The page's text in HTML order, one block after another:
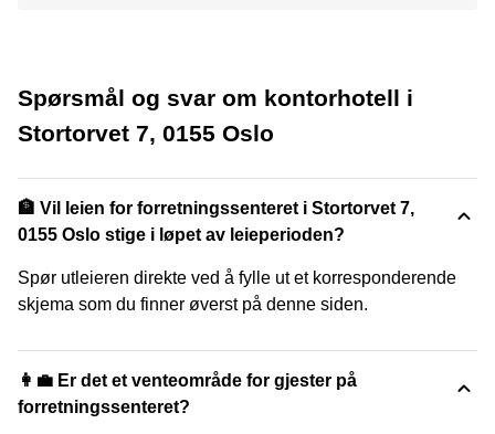
Spørsmål og svar om kontorhotell i
Stortorvet 7, 0155 Oslo
🏦 Vil leien for forretningssenteret i Stortorvet 7,
0155 Oslo stige i løpet av leieperioden?
Spør utleieren direkte ved å fylle ut et korresponderende
skjema som du finner øverst på denne siden.
👩‍💼 Er det et venteområde for gjester på
forretningssenteret?